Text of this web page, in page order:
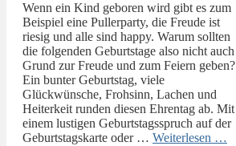
Wenn ein Kind geboren wird gibt es zum
Beispiel eine Pullerparty, die Freude ist
riesig und alle sind happy. Warum sollten
die folgenden Geburtstage also nicht auch
Grund zur Freude und zum Feiern geben?
Ein bunter Geburtstag, viele
Glückwünsche, Frohsinn, Lachen und
Heiterkeit runden diesen Ehrentag ab. Mit
einem lustigen Geburtstagsspruch auf der
Geburtstagskarte oder … Weiterlesen …